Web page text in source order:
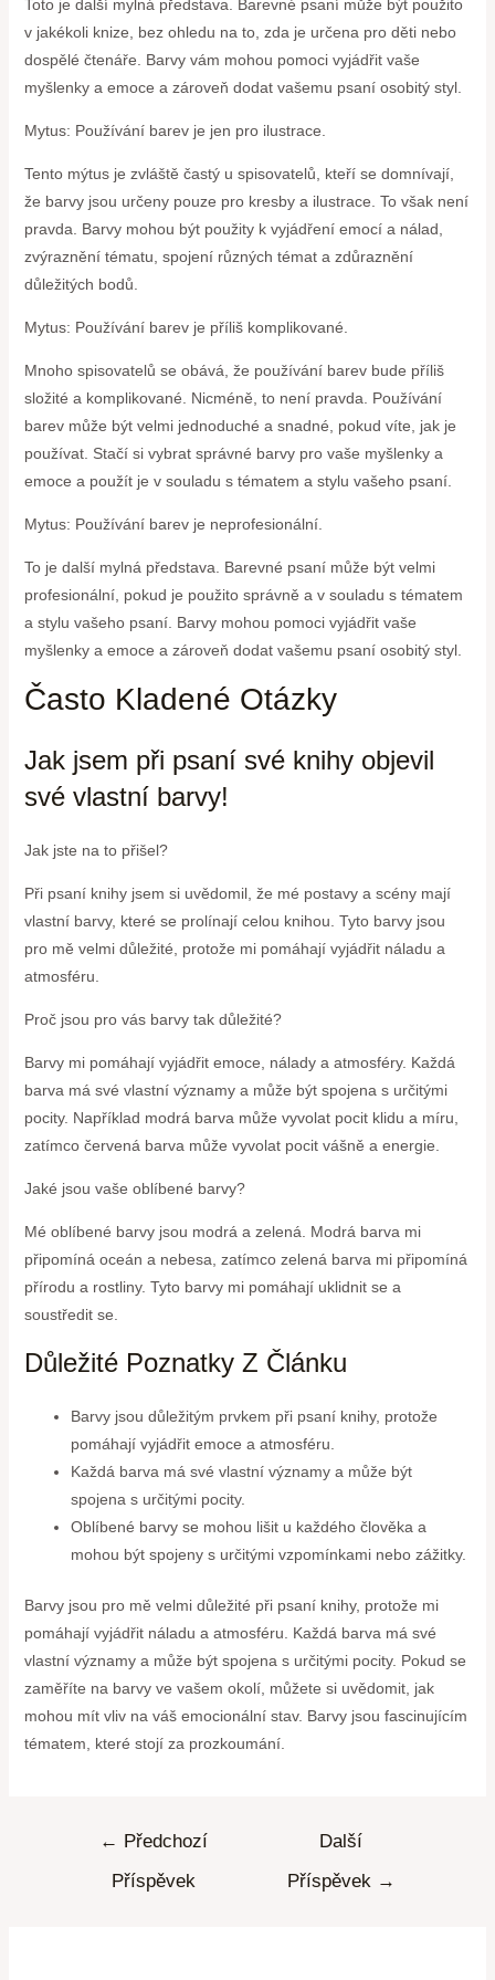
Toto je další mylná představa. Barevné psaní může být použito
v jakékoli knize, bez ohledu na to, zda je určena pro děti nebo
dospělé čtenáře. Barvy vám mohou pomoci vyjádřit vaše
myšlenky a emoce a zároveň dodat vašemu psaní osobitý styl.
Mytus: Používání barev je jen pro ilustrace.
Tento mýtus je zvláště častý u spisovatelů, kteří se domnívají,
že barvy jsou určeny pouze pro kresby a ilustrace. To však není
pravda. Barvy mohou být použity k vyjádření emocí a nálad,
zvýraznění tématu, spojení různých témat a zdůraznění
důležitých bodů.
Mytus: Používání barev je příliš komplikované.
Mnoho spisovatelů se obává, že používání barev bude příliš
složité a komplikované. Nicméně, to není pravda. Používání
barev může být velmi jednoduché a snadné, pokud víte, jak je
používat. Stačí si vybrat správné barvy pro vaše myšlenky a
emoce a použít je v souladu s tématem a stylu vašeho psaní.
Mytus: Používání barev je neprofesionální.
To je další mylná představa. Barevné psaní může být velmi
profesionální, pokud je použito správně a v souladu s tématem
a stylu vašeho psaní. Barvy mohou pomoci vyjádřit vaše
myšlenky a emoce a zároveň dodat vašemu psaní osobitý styl.
Často Kladené Otázky
Jak jsem při psaní své knihy objevil
své vlastní barvy!
Jak jste na to přišel?
Při psaní knihy jsem si uvědomil, že mé postavy a scény mají
vlastní barvy, které se prolínají celou knihou. Tyto barvy jsou
pro mě velmi důležité, protože mi pomáhají vyjádřit náladu a
atmosféru.
Proč jsou pro vás barvy tak důležité?
Barvy mi pomáhají vyjádřit emoce, nálady a atmosféry. Každá
barva má své vlastní významy a může být spojena s určitými
pocity. Například modrá barva může vyvolat pocit klidu a míru,
zatímco červená barva může vyvolat pocit vášně a energie.
Jaké jsou vaše oblíbené barvy?
Mé oblíbené barvy jsou modrá a zelená. Modrá barva mi
připomíná oceán a nebesa, zatímco zelená barva mi připomíná
přírodu a rostliny. Tyto barvy mi pomáhají uklidnit se a
soustředit se.
Důležité Poznatky Z Článku
Barvy jsou důležitým prvkem při psaní knihy, protože
pomáhají vyjádřit emoce a atmosféru.
Každá barva má své vlastní významy a může být
spojena s určitými pocity.
Oblíbené barvy se mohou lišit u každého člověka a
mohou být spojeny s určitými vzpomínkami nebo zážitky.
Barvy jsou pro mě velmi důležité při psaní knihy, protože mi
pomáhají vyjádřit náladu a atmosféru. Každá barva má své
vlastní významy a může být spojena s určitými pocity. Pokud se
zaměříte na barvy ve vašem okolí, můžete si uvědomit, jak
mohou mít vliv na váš emocionální stav. Barvy jsou fascinujícím
tématem, které stojí za prozkoumání.
← Předchozí
Příspěvek
Další
Příspěvek →